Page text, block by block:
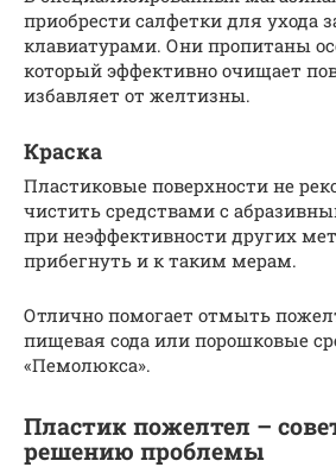
приобрести салфетки для ухода
клавиатурами. Они пропитаны
который эффективно очищает
избавляет от желтизны.
Краска
Пластиковые поверхности не
чистить средствами с
при неэффективности других
прибегнуть и к таким мерам.
Отлично помогает отмыть
пищевая сода или порошковые
«Пемолюкса».
Пластик пожелтел –
решению проблемы